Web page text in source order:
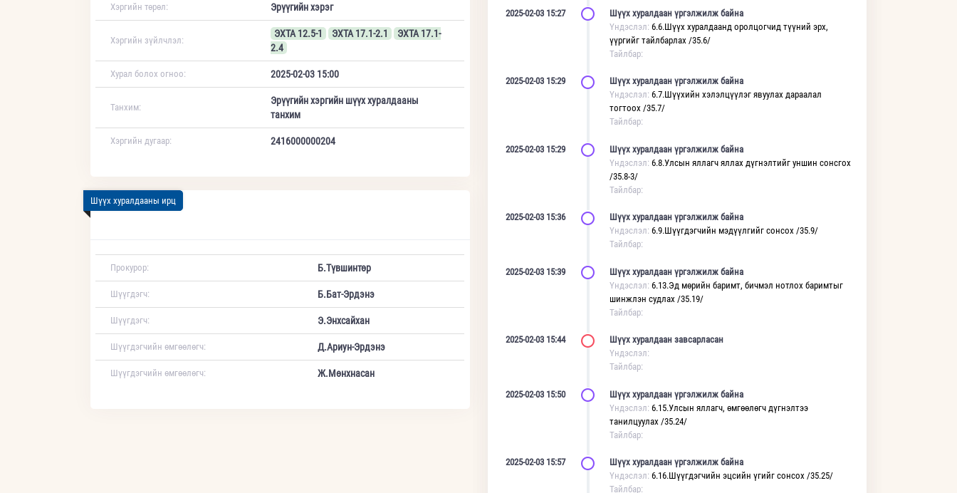
Хэргийн төрөл: Эрүүгийн хэрэг
Хэргийн зүйлчлэл:
ЭХТА 12.5-1 ЭХТА 17.1-2.1
ЭХТА 17.1-
2.4
Хурал болох огноо: 2025-02-03 15:00
Танхим:
Эрүүгийн хэргийн шүүх хуралдааны
танхим
Хэргийн дугаар: 2416000000204
Шүүх хуралдааны ирц
Прокурор: Б.Түвшинтөр
Шүүгдэгч: Б.Бат-Эрдэнэ
Шүүгдэгч: Э.Энхсайхан
Шүүгдэгчийн өмгөөлөгч: Д.Ариун-Эрдэнэ
Шүүгдэгчийн өмгөөлөгч: Ж.Мөнхнасан
2025-02-03 15:27
Шүүх хуралдаан үргэлжилж байна
Үндэслэл: 6.6.Шүүх хуралдаанд оролцогчид түүний эрх,
үүргийг тайлбарлах /35.6/
Тайлбар:
2025-02-03 15:29
Шүүх хуралдаан үргэлжилж байна
Үндэслэл: 6.7.Шүүхийн хэлэлцүүлэг явуулах дараалал
тогтоох /35.7/
Тайлбар:
2025-02-03 15:29
Шүүх хуралдаан үргэлжилж байна
Үндэслэл: 6.8.Улсын яллагч яллах дүгнэлтийг уншин сонсгох
/35.8-3/
Тайлбар:
2025-02-03 15:36
Шүүх хуралдаан үргэлжилж байна
Үндэслэл: 6.9.Шүүгдэгчийн мэдүүлгийг сонсох /35.9/
Тайлбар:
2025-02-03 15:39
Шүүх хуралдаан үргэлжилж байна
Үндэслэл: 6.13.Эд мөрийн баримт, бичмэл нотлох баримтыг
шинжлэн судлах /35.19/
Тайлбар:
2025-02-03 15:44
Шүүх хуралдаан завсарласан
Үндэслэл:
Тайлбар:
2025-02-03 15:50
Шүүх хуралдаан үргэлжилж байна
Үндэслэл: 6.15.Улсын яллагч, өмгөөлөгч дүгнэлтээ
танилцуулах /35.24/
Тайлбар:
2025-02-03 15:57
Шүүх хуралдаан үргэлжилж байна
Үндэслэл: 6.16.Шүүгдэгчийн эцсийн үгийг сонсох /35.25/
Тайлбар: